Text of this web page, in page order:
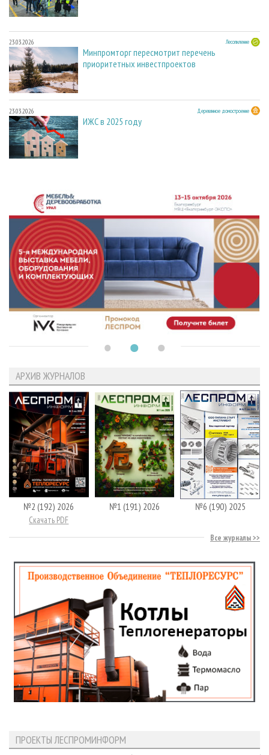
23.03.2026 Лесопиление
Минпромторг пересмотрит перечень
приоритетных инвестпроектов
23.03.2026 Деревянное домостроение
ИЖС в 2025 году
АРХИВ ЖУРНАЛОВ
№2 (192) 2026
Скачать PDF
№1 (191) 2026 №6 (190) 2025
Все журналы
ПРОЕКТЫ ЛЕСПРОМИНФОРМ